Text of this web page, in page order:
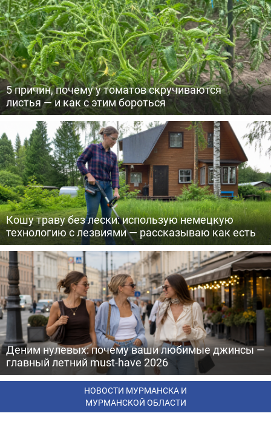
5 причин, почему у томатов скручиваются
листья — и как с этим бороться
Кошу траву без лески: использую немецкую
технологию с лезвиями — рассказываю как есть
Деним нулевых: почему ваши любимые джинсы —
главный летний must-have 2026
НОВОСТИ МУРМАНСКА И
МУРМАНСКОЙ ОБЛАСТИ